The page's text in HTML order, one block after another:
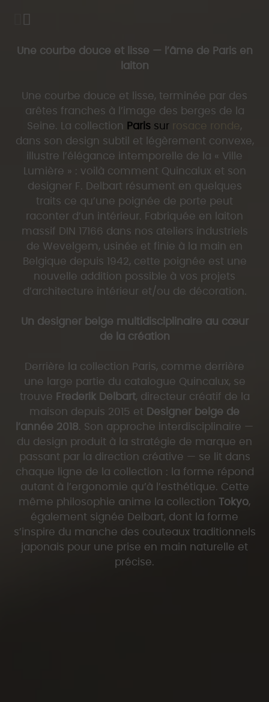
Une courbe douce et lisse — l’âme de Paris en
laiton
Une courbe douce et lisse, terminée par des
arêtes franches à l’image des berges de la
Seine. La collection
Paris sur rosace ronde ,
dans son design subtil et légèrement convexe,
illustre l’élégance intemporelle de la « Ville
Lumière » : voilà comment Quincalux et son
designer F. Delbart résument en quelques
traits ce qu’une poignée de porte peut
raconter d’un intérieur. Fabriquée en laiton
massif DIN 17166 dans nos ateliers industriels
de Wevelgem, usinée et finie à la main en
Belgique depuis 1942, cette poignée est une
nouvelle addition possible à vos projets
d’architecture intérieur et/ou de décoration.
Un designer belge multidisciplinaire au cœur
de la création
Derrière la collection Paris, comme derrière
une large partie du catalogue Quincalux, se
trouve Frederik Delbart, directeur créatif de la
maison depuis 2015 et Designer belge de
l’année 2018. Son approche interdisciplinaire —
du design produit à la stratégie de marque en
passant par la direction créative — se lit dans
chaque ligne de la collection : la forme répond
autant à l’ergonomie qu’à l’esthétique. Cette
même philosophie anime la collection Tokyo,
également signée Delbart, dont la forme
s’inspire du manche des couteaux traditionnels
japonais pour une prise en main naturelle et
précise.